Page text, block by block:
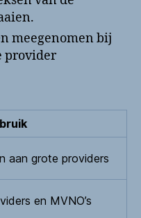
meegenomen bij
provider
aan grote providers
en MVNO’s